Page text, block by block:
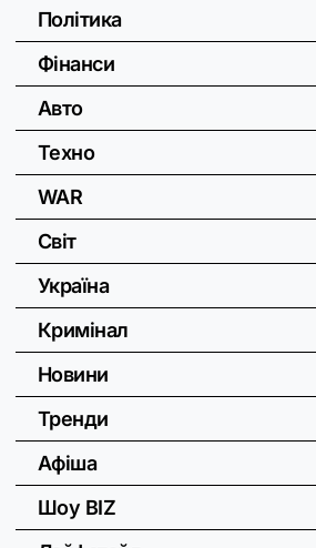
Політика
Фінанси
Авто
Техно
WAR
Світ
Україна
Кримінал
Новини
Тренди
Афіша
Шоу BIZ